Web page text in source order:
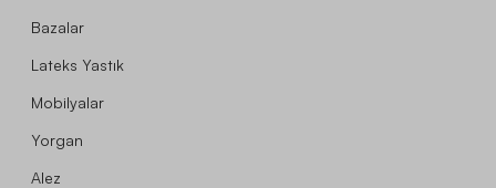
Bazalar
Lateks Yastık
Mobilyalar
Yorgan
Alez